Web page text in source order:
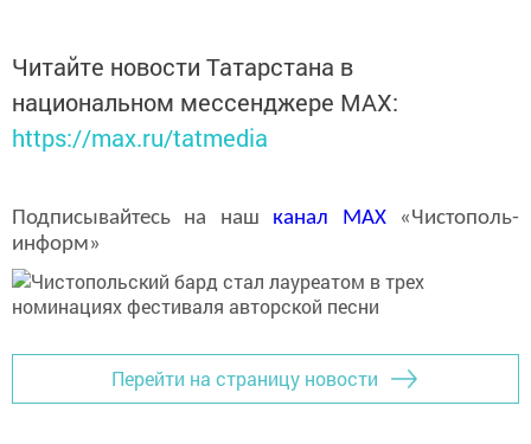
Читайте новости Татарстана в
национальном мессенджере MАХ:
https://max.ru/tatmedia
Подписывайтесь на наш канал MAX«Чистополь-
информ»
Перейти на страницу новости